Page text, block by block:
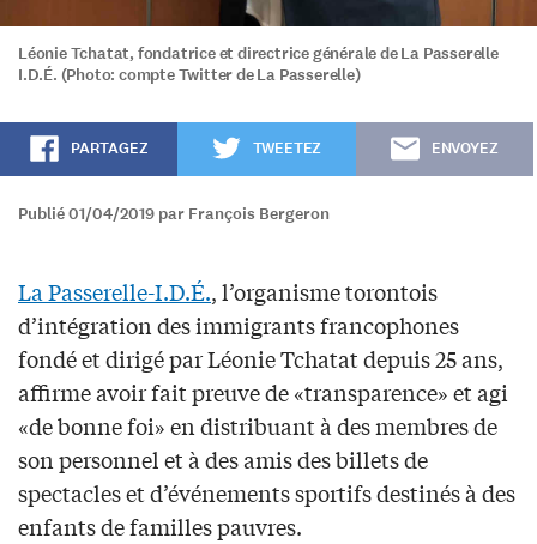
Léonie Tchatat, fondatrice et directrice générale de La Passerelle
I.D.É. (Photo: compte Twitter de La Passerelle)
PARTAGEZ TWEETEZ ENVOYEZ
Publié 01/04/2019 par François Bergeron
La Passerelle-I.D.É., l’organisme torontois
d’intégration des immigrants francophones
fondé et dirigé par Léonie Tchatat depuis 25 ans,
affirme avoir fait preuve de «transparence» et agi
«de bonne foi» en distribuant à des membres de
son personnel et à des amis des billets de
spectacles et d’événements sportifs destinés à des
enfants de familles pauvres.